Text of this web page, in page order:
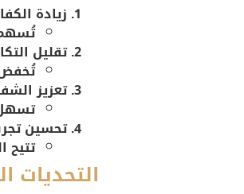
زيادة
تُسهم
تقليل
تُخفض
تعزيز
تسهل
تحسين
تتيح
التحديات